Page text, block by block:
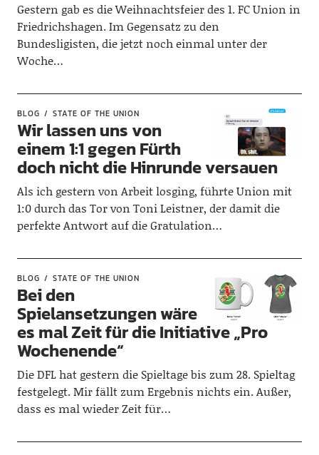
Gestern gab es die Weihnachtsfeier des 1. FC Union in
Friedrichshagen. Im Gegensatz zu den
Bundesligisten, die jetzt noch einmal unter der
Woche…
BLOG STATE OF THE UNION
Wir lassen uns von
einem 1:1 gegen Fürth
doch nicht die Hinrunde versauen
Als ich gestern von Arbeit losging, führte Union mit
1:0 durch das Tor von Toni Leistner, der damit die
perfekte Antwort auf die Gratulation…
BLOG STATE OF THE UNION
Bei den
Spielansetzungen wäre
es mal Zeit für die Initiative „Pro
Wochenende“
Die DFL hat gestern die Spieltage bis zum 28. Spieltag
festgelegt. Mir fällt zum Ergebnis nichts ein. Außer,
dass es mal wieder Zeit für…